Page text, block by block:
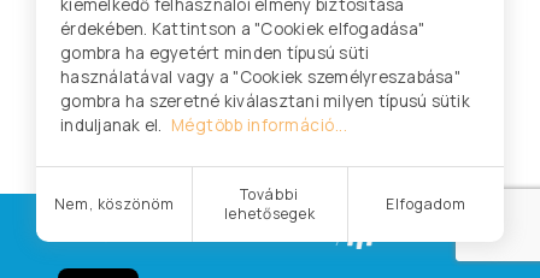
kiemelkedő felhasználói élmény biztosítása
érdekében. Kattintson a "Cookiek elfogadása"
gombra ha egyetért minden típusú süti
használatával vagy a "Cookiek személyreszabása"
gombra ha szeretné kiválasztani milyen típusú sütik
induljanak el. Mégtöbb információ...
Nem, köszönöm
További
lehetősegek
Elfogadom